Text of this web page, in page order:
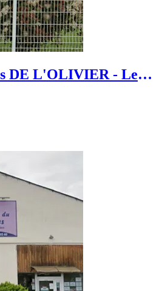
DE L'OLIVIER - Le